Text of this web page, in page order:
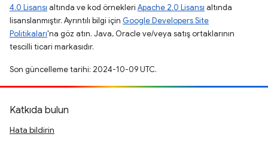
4.0 Lisansı altında ve kod örnekleri Apache 2.0 Lisansı altında
lisanslanmıştır. Ayrıntılı bilgi için Google Developers Site
Politikaları'na göz atın. Java, Oracle ve/veya satış ortaklarının
tescilli ticari markasıdır.
Son güncelleme tarihi: 2024-10-09 UTC.
Katkıda bulun
Hata bildirin